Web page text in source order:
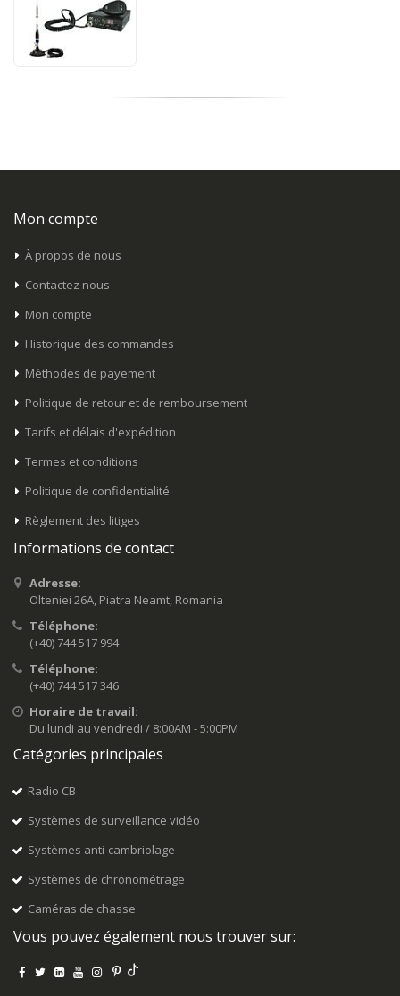
Mon compte
À propos de nous
Contactez nous
Mon compte
Historique des commandes
Méthodes de payement
Politique de retour et de remboursement
Tarifs et délais d'expédition
Termes et conditions
Politique de confidentialité
Règlement des litiges
Informations de contact
Adresse:
Olteniei 26A, Piatra Neamt, Romania
Téléphone:
(+40) 744 517 994
Téléphone:
(+40) 744 517 346
Horaire de travail:
Du lundi au vendredi / 8:00AM - 5:00PM
Catégories principales
Radio CB
Systèmes de surveillance vidéo
Systèmes anti-cambriolage
Systèmes de chronométrage
Caméras de chasse
Vous pouvez également nous trouver sur: